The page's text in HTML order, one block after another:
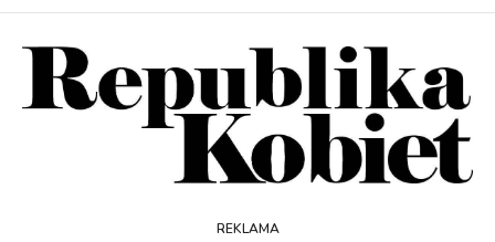
REKLAMA